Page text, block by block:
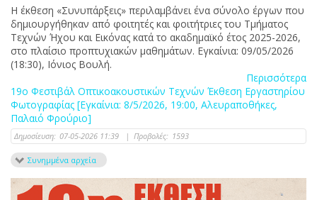
Η έκθεση «Συνυπάρξεις» περιλαμβάνει ένα σύνολο έργων που
δημιουργήθηκαν από φοιτητές και φοιτήτριες του Τμήματος
Τεχνών Ήχου και Εικόνας κατά το ακαδημαϊκό έτος 2025-2026,
στο πλαίσιο προπτυχιακών μαθημάτων. Εγκαίνια: 09/05/2026
(18:30), Ιόνιος Βουλή.
Περισσότερα
19ο Φεστιβάλ Οπτικοακουστικών Τεχνών Έκθεση Εργαστηρίου
Φωτογραφίας [Εγκαίνια: 8/5/2026, 19:00, Αλευραποθήκες,
Παλαιό Φρούριο]
Δημοσίευση: 07-05-2026 11:39 | Προβολές: 1593
Συνημμένα αρχεία